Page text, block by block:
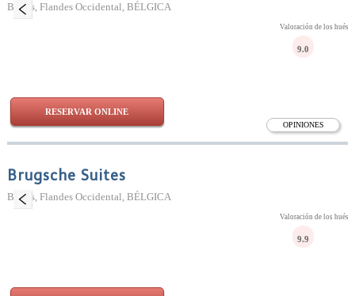
Brujas, Flandes Occidental, BÉLGICA
OPINIONES
Valoración de los
9.0
RESERVAR ONLINE
Brugsche Suites
Brujas, Flandes Occidental, BÉLGICA
Valoración de los
9.9